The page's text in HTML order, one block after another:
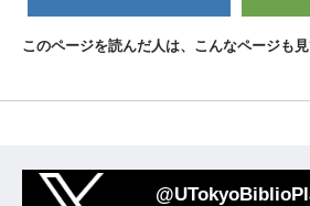
このページを読んだ人は、こんなページも